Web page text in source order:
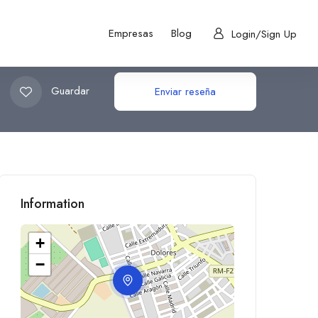
Empresas Blog Login/Sign Up
Guardar Enviar reseña
Information
+
−